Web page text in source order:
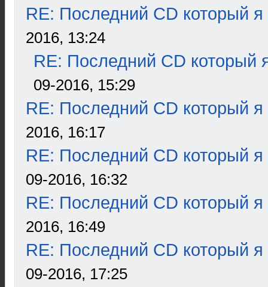
RE: Последний CD который я
2016, 13:24
RE: Последний CD который
09-2016, 15:29
RE: Последний CD который я
2016, 16:17
RE: Последний CD который я
09-2016, 16:32
RE: Последний CD который я
2016, 16:49
RE: Последний CD который я
09-2016, 17:25